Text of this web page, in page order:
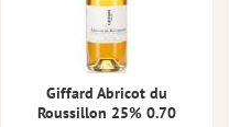
Giffard Abricot du
Roussillon 25% 0.70